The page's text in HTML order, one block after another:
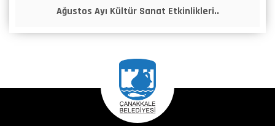
Ağustos Ayı Kültür Sanat Etkinlikleri..